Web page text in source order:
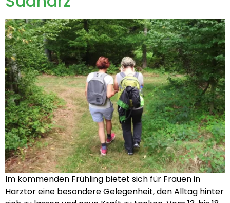
Im kommenden Frühling bietet sich für Frauen in
Harztor eine besondere Gelegenheit, den Alltag hinter